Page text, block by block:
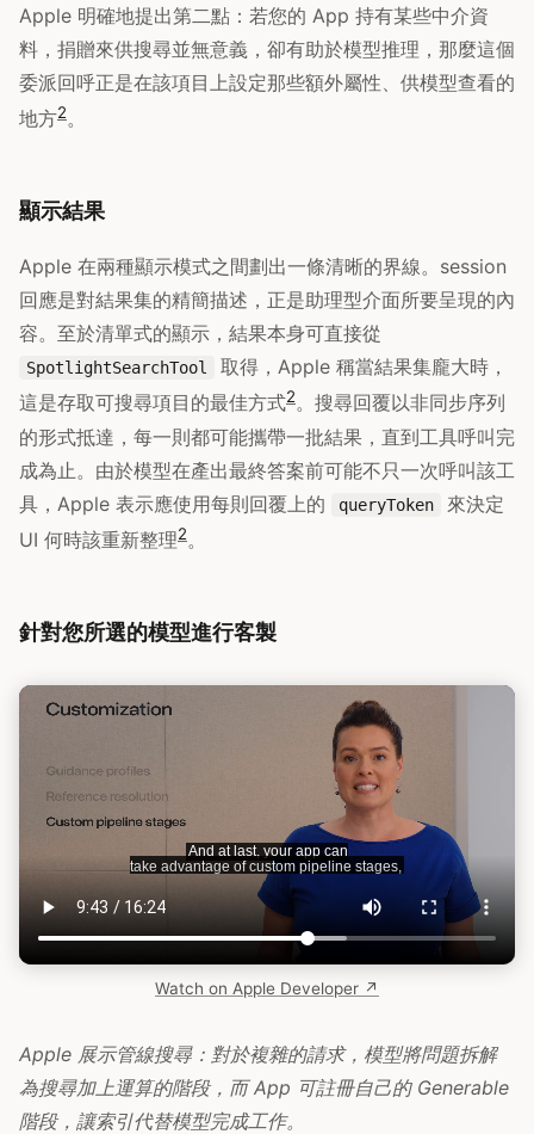
Apple 明確地提出第二點：若您的 App 持有某些中介資
料，捐贈來供搜尋並無意義，卻有助於模型推理，那麼這個
委派回呼正是在該項目上設定那些額外屬性、供模型查看的
地方2。
顯示結果
Apple 在兩種顯示模式之間劃出一條清晰的界線。session
回應是對結果集的精簡描述，正是助理型介面所要呈現的內
容。至於清單式的顯示，結果本身可直接從
SpotlightSearchTool
取得，Apple 稱當結果集龐大時，
這是存取可搜尋項目的最佳方式2。搜尋回覆以非同步序列
的形式抵達，每一則都可能攜帶一批結果，直到工具呼叫完
成為止。由於模型在產出最終答案前可能不只一次呼叫該工
具，Apple 表示應使用每則回覆上的
queryToken
來決定
UI 何時該重新整理2。
針對您所選的模型進行客製
Watch on Apple Developer ↗
Apple 展示管線搜尋：對於複雜的請求，模型將問題拆解
為搜尋加上運算的階段，而 App 可註冊自己的 Generable
階段，讓索引代替模型完成工作。